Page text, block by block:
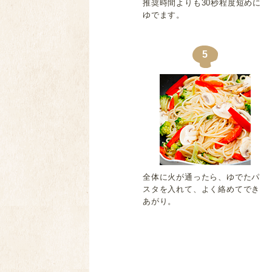
推奨時間よりも30秒程度短めに
ゆでます。
5
全体に火が通ったら、ゆでたパ
スタを入れて、よく絡めてでき
あがり。